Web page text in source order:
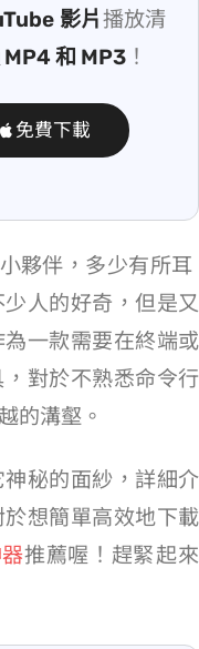
影片/播放清
MP4 和 MP3 ！
免費下載
/音樂的小夥伴，多少有所耳
人的好奇，但是又
一款需要在終端或
dl 對於不熟悉命令行
的溝壑。
秘的面紗，詳細介
想簡單高效地下載
推薦喔！趕緊 Get 起來